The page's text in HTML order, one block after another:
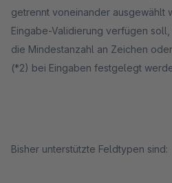
getrennt voneinander ausgewählt
Eingabe-Validierung verfügen
die Mindestanzahl an Zeichen
(*2) bei Eingaben festgelegt
Bisher unterstützte Feldtypen sind: